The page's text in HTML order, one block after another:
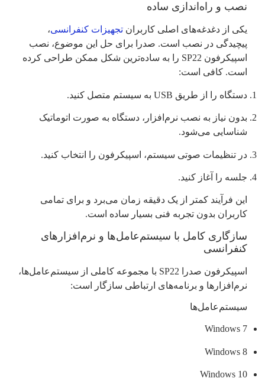
نصب و راه‌اندازی ساده
یکی از دغدغه‌های اصلی کاربران تجهیزات کنفرانسی،
پیچیدگی در نصب است. صدرا برای حل این موضوع، نصب
اسپیکرفون SP22 را به ساده‌ترین شکل ممکن طراحی کرده
است. کافی است:
دستگاه را از طریق USB به سیستم متصل کنید.
بدون نیاز به نصب نرم‌افزار، دستگاه به صورت اتوماتیک
شناسایی می‌شود.
در تنظیمات صوتی سیستم، اسپیکرفون را انتخاب کنید.
جلسه را آغاز کنید.
این فرآیند کمتر از یک دقیقه زمان می‌برد و برای تمامی
کاربران بدون تجربه فنی بسیار ساده است.
سازگاری کامل با سیستم‌عامل‌ها و نرم‌افزارهای
کنفرانسی
اسپیکرفون صدرا SP22 با مجموعه کاملی از سیستم‌عامل‌ها،
نرم‌افزارها و برنامه‌های ارتباطی سازگار است:
سیستم‌عامل‌ها
Windows 7
Windows 8
Windows 10